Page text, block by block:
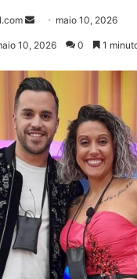
Mande
mail
maio 10, 2026
10, 2026 0 1